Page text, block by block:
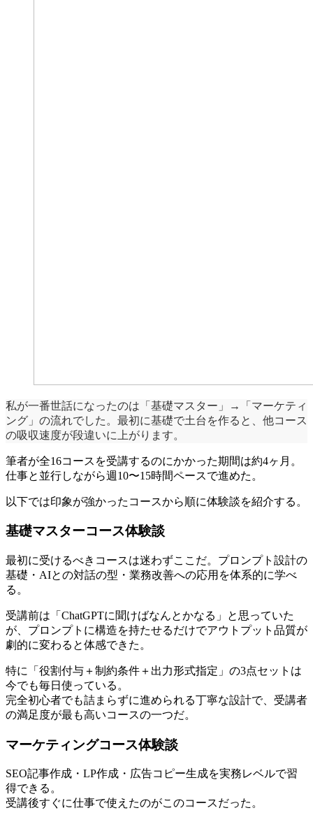
私が一番世話になったのは「基礎マスター」→「マーケティ
ング」の流れでした。最初に基礎で土台を作ると、他コース
の吸収速度が段違いに上がります。
筆者が全16コースを受講するのにかかった期間は約4ヶ月。
仕事と並行しながら週10〜15時間ペースで進めた。
以下では印象が強かったコースから順に体験談を紹介する。
基礎マスターコース体験談
最初に受けるべきコースは迷わずここだ。プロンプト設計の
基礎・AIとの対話の型・業務改善への応用を体系的に学べ
る。
受講前は「ChatGPTに聞けばなんとかなる」と思っていた
が、プロンプトに構造を持たせるだけでアウトプット品質が
劇的に変わると体感できた。
特に「役割付与＋制約条件＋出力形式指定」の3点セットは
今でも毎日使っている。
完全初心者でも詰まらずに進められる丁寧な設計で、受講者
の満足度が最も高いコースの一つだ。
マーケティングコース体験談
SEO記事作成・LP作成・広告コピー生成を実務レベルで習
得できる。
受講後すぐに仕事で使えたのがこのコースだった。